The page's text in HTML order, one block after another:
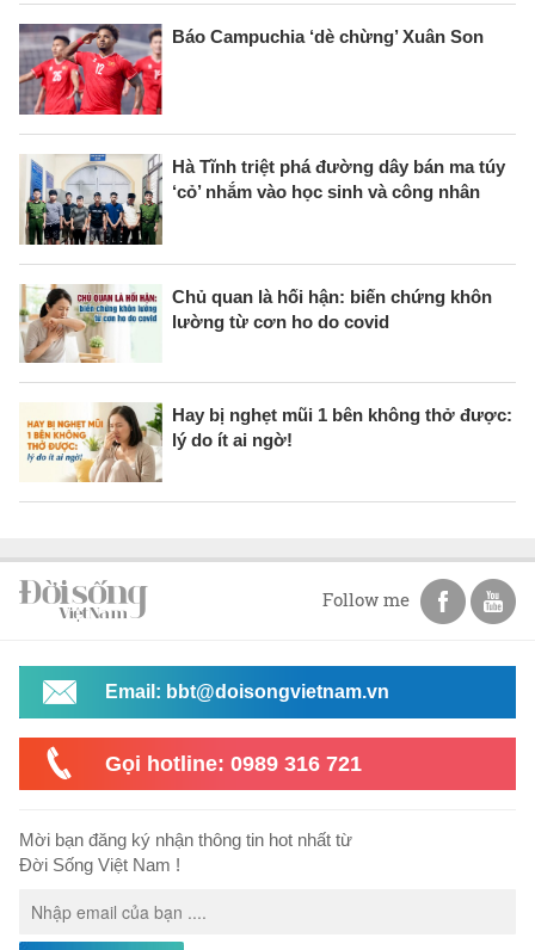
Báo Campuchia ‘dè chừng’ Xuân Son
Hà Tĩnh triệt phá đường dây bán ma túy
‘cỏ’ nhắm vào học sinh và công nhân
Chủ quan là hối hận: biến chứng khôn
lường từ cơn ho do covid
Hay bị nghẹt mũi 1 bên không thở được:
lý do ít ai ngờ!
Follow me
Email: bbt@doisongvietnam.vn
Gọi hotline: 0989 316 721
Mời bạn đăng ký nhận thông tin hot nhất từ
Đời Sống Việt Nam !